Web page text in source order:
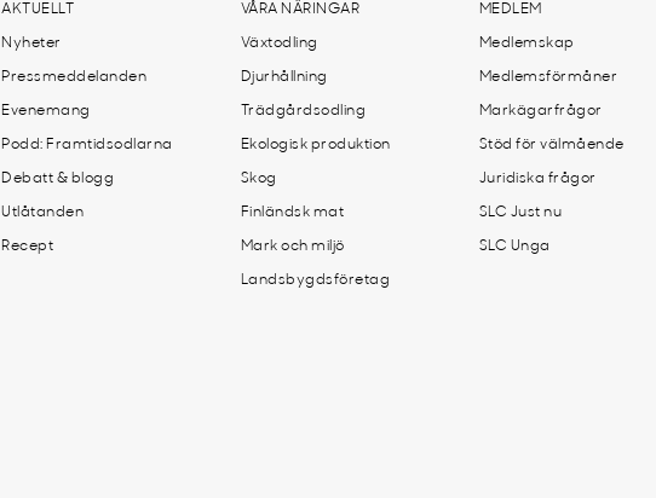
AKTUELLT
Nyheter
Pressmeddelanden
Evenemang
Podd: Framtidsodlarna
Debatt & blogg
Utlåtanden
Recept
VÅRA NÄRINGAR
Växtodling
Djurhållning
Trädgårdsodling
Ekologisk produktion
Skog
Finländsk mat
Mark och miljö
Landsbygdsföretag
MEDLEM
Medlemskap
Medlemsförmåner
Markägarfrågor
Stöd för välmående
Juridiska frågor
SLC Just nu
SLC Unga